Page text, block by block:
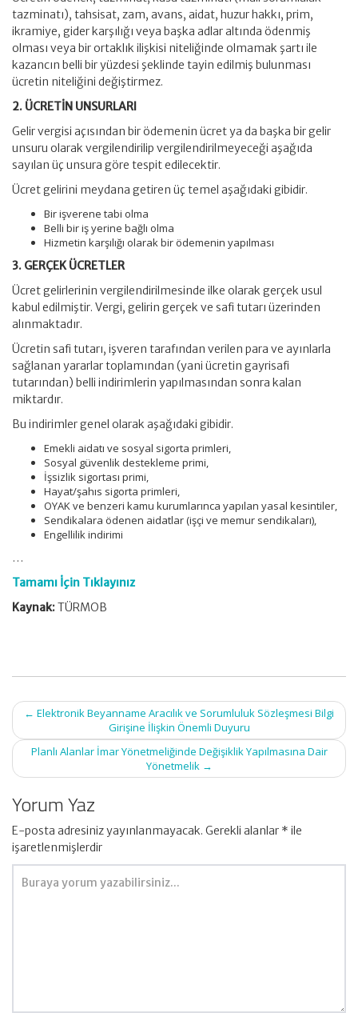
tazminatı), tahsisat, zam, avans, aidat, huzur hakkı, prim,
ikramiye, gider karşılığı veya başka adlar altında ödenmiş
olması veya bir ortaklık ilişkisi niteliğinde olmamak şartı ile
kazancın belli bir yüzdesi şeklinde tayin edilmiş bulunması
ücretin niteliğini değiştirmez.
2. ÜCRETİN UNSURLARI
Gelir vergisi açısından bir ödemenin ücret ya da başka bir gelir
unsuru olarak vergilendirilip vergilendirilmeyeceği aşağıda
sayılan üç unsura göre tespit edilecektir.
Ücret gelirini meydana getiren üç temel aşağıdaki gibidir.
Bir işverene tabi olma
Belli bir iş yerine bağlı olma
Hizmetin karşılığı olarak bir ödemenin yapılması
3. GERÇEK ÜCRETLER
Ücret gelirlerinin vergilendirilmesinde ilke olarak gerçek usul
kabul edilmiştir. Vergi, gelirin gerçek ve safi tutarı üzerinden
alınmaktadır.
Ücretin safi tutarı, işveren tarafından verilen para ve ayınlarla
sağlanan yararlar toplamından (yani ücretin gayrisafi
tutarından) belli indirimlerin yapılmasından sonra kalan
miktardır.
Bu indirimler genel olarak aşağıdaki gibidir.
Emekli aidatı ve sosyal sigorta primleri,
Sosyal güvenlik destekleme primi,
İşsizlik sigortası primi,
Hayat/şahıs sigorta primleri,
OYAK ve benzeri kamu kurumlarınca yapılan yasal kesintiler,
Sendikalara ödenen aidatlar (işçi ve memur sendikaları),
Engellilik indirimi
…
Tamamı İçin Tıklayınız
Kaynak:TÜRMOB
Post
navigation
← Elektronik Beyanname Aracılık ve Sorumluluk Sözleşmesi Bilgi
Girişine İlişkin Önemli Duyuru
Planlı Alanlar İmar Yönetmeliğinde Değişiklik Yapılmasına Dair
Yönetmelik →
Yorum Yaz
E-posta adresiniz yayınlanmayacak. Gerekli alanlar * ile
işaretlenmişlerdir